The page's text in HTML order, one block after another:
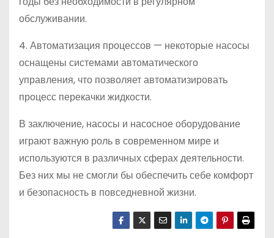
обслуживании.
4. Автоматизация процессов — некоторые насосы
оснащены системами автоматического
управления, что позволяет автоматизировать
процесс перекачки жидкости.
В заключение, насосы и насосное оборудование
играют важную роль в современном мире и
используются в различных сферах деятельности.
Без них мы не смогли бы обеспечить себе комфорт
и безопасность в повседневной жизни.